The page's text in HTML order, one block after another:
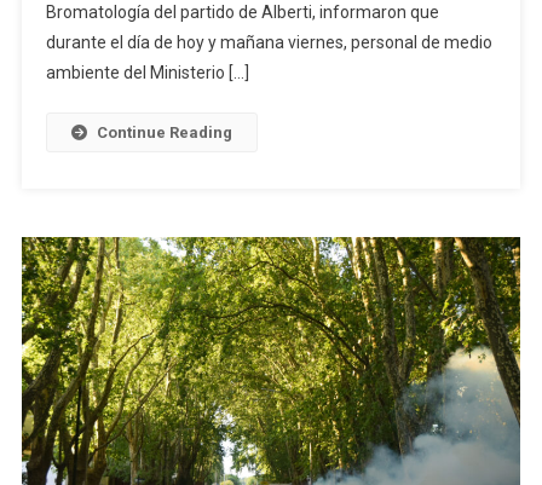
Bromatología del partido de Alberti, informaron que
durante el día de hoy y mañana viernes, personal de medio
ambiente del Ministerio […]
Continue Reading